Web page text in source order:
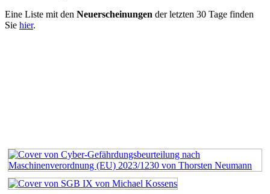
Eine Liste mit den Neuerscheinungen der letzten 30 Tage finden
Sie hier.